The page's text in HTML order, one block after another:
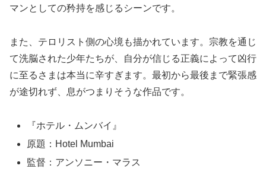
マンとしての矜持を感じるシーンです。
また、テロリスト側の心境も描かれています。宗教を通じ
て洗脳された少年たちが、自分が信じる正義によって凶行
に至るさまは本当に辛すぎます。最初から最後まで緊張感
が途切れず、息がつまりそうな作品です。
『ホテル・ムンバイ』
原題：Hotel Mumbai
監督：アンソニー・マラス